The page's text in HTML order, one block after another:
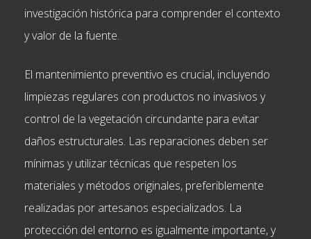
investigación histórica para comprender el contexto
y valor de la fuente.
El mantenimiento preventivo es crucial, incluyendo
limpiezas regulares con productos no invasivos y
control de la vegetación circundante para evitar
daños estructurales. Las reparaciones deben ser
mínimas y utilizar técnicas que respeten los
materiales y métodos originales, preferiblemente
realizadas por artesanos especializados. La
protección del entorno es igualmente importante, y